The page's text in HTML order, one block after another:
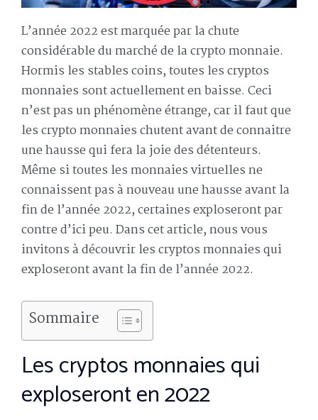
L’année 2022 est marquée par la chute
considérable du marché de la crypto monnaie.
Hormis les stables coins, toutes les cryptos
monnaies sont actuellement en baisse. Ceci
n’est pas un phénomène étrange, car il faut que
les crypto monnaies chutent avant de connaitre
une hausse qui fera la joie des détenteurs.
Même si toutes les monnaies virtuelles ne
connaissent pas à nouveau une hausse avant la
fin de l’année 2022, certaines exploseront par
contre d’ici peu. Dans cet article, nous vous
invitons à découvrir les cryptos monnaies qui
exploseront avant la fin de l’année 2022.
Sommaire
Les cryptos monnaies qui
exploseront en 2022